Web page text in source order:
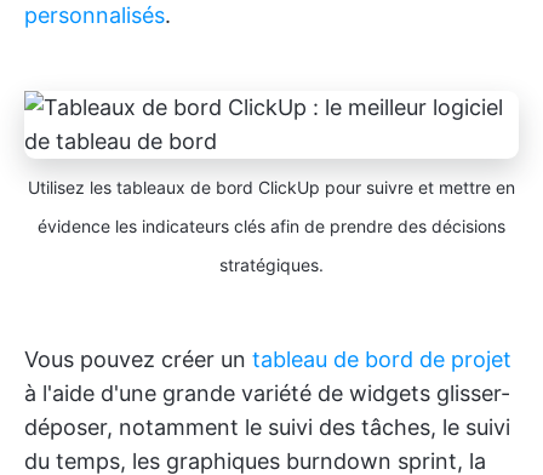
personnalisés.
Utilisez les tableaux de bord ClickUp pour suivre et mettre en
évidence les indicateurs clés afin de prendre des décisions
stratégiques.
Vous pouvez créer un tableau de bord de projet
à l'aide d'une grande variété de widgets glisser-
déposer, notamment le suivi des tâches, le suivi
du temps, les graphiques burndown sprint, la